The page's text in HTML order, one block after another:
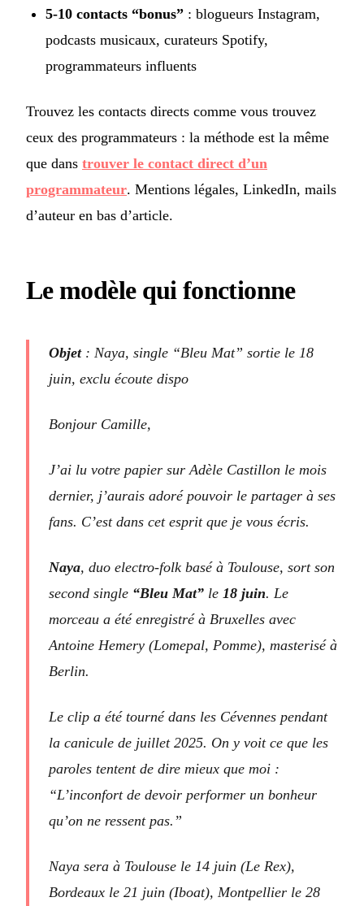
5-10 contacts “bonus” : blogueurs Instagram,
podcasts musicaux, curateurs Spotify,
programmateurs influents
Trouvez les contacts directs comme vous trouvez
ceux des programmateurs : la méthode est la même
que dans trouver le contact direct d’un
programmateur. Mentions légales, LinkedIn, mails
d’auteur en bas d’article.
Le modèle qui fonctionne
Objet: Naya, single “Bleu Mat” sortie le 18
juin, exclu écoute dispo
Bonjour Camille,
J’ai lu votre papier sur Adèle Castillon le mois
dernier, j’aurais adoré pouvoir le partager à ses
fans. C’est dans cet esprit que je vous écris.
Naya, duo electro-folk basé à Toulouse, sort son
second single “Bleu Mat” le 18 juin. Le
morceau a été enregistré à Bruxelles avec
Antoine Hemery (Lomepal, Pomme), masterisé à
Berlin.
Le clip a été tourné dans les Cévennes pendant
la canicule de juillet 2025. On y voit ce que les
paroles tentent de dire mieux que moi :
“L’inconfort de devoir performer un bonheur
qu’on ne ressent pas.”
Naya sera à Toulouse le 14 juin (Le Rex),
Bordeaux le 21 juin (Iboat), Montpellier le 28